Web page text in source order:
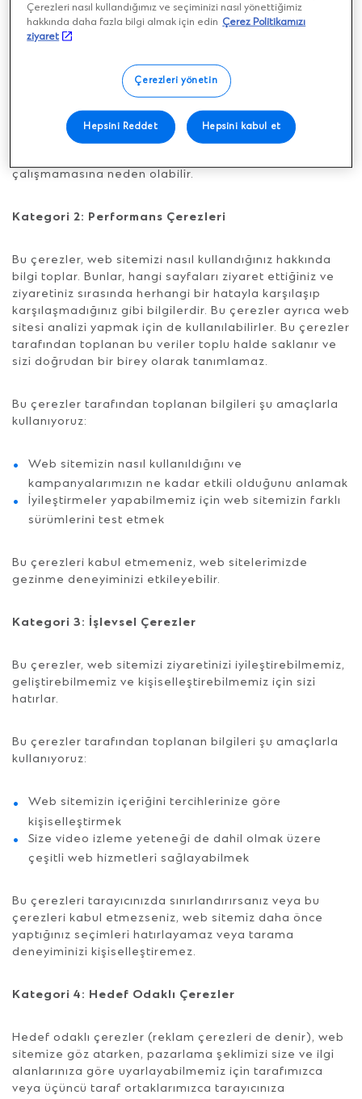
sayfadan sayfaya taşımak
Çerez onay kararlarınızı hatırlamak
Web sitemizin çalışması için kesinlikle gerekli çerezler
çok büyük önem arz ettiğinden, tarafımızca devre dışı
veya sizi bu çerezler hakkında uyaracak şekilde
ayarlayabilirsiniz, ancak bu çerezleri devre dışı
çalışmamasına neden olabilir.
Kategori 2: Performans Çerezleri
Bu çerezler, web sitemizi nasıl kullandığınız hakkında
bilgi toplar. Bunlar, hangi sayfaları ziyaret ettiğiniz ve
ziyaretiniz sırasında herhangi bir hatayla karşılaşıp
karşılaşmadığınız gibi bilgilerdir. Bu çerezler ayrıca web
sitesi analizi yapmak için de kullanılabilirler. Bu çerezler
tarafından toplanan bu veriler toplu halde saklanır ve
sizi doğrudan bir birey olarak tanımlamaz.
Bu çerezler tarafından toplanan bilgileri şu amaçlarla
kullanıyoruz:
Web sitemizin nasıl kullanıldığını ve
kampanyalarımızın ne kadar etkili olduğunu anlamak
İyileştirmeler yapabilmemiz için web sitemizin farklı
sürümlerini test etmek
Bu çerezleri kabul etmemeniz, web sitelerimizde
gezinme deneyiminizi etkileyebilir.
Kategori 3: İşlevsel Çerezler
Bu çerezler, web sitemizi ziyaretinizi iyileştirebilmemiz,
geliştirebilmemiz ve kişiselleştirebilmemiz için sizi
hatırlar.
Bu çerezler tarafından toplanan bilgileri şu amaçlarla
kullanıyoruz:
Web sitemizin içeriğini tercihlerinize göre
kişiselleştirmek
Size video izleme yeteneği de dahil olmak üzere
çeşitli web hizmetleri sağlayabilmek
Bu çerezleri tarayıcınızda sınırlandırırsanız veya bu
çerezleri kabul etmezseniz, web sitemiz daha önce
yaptığınız seçimleri hatırlayamaz veya tarama
deneyiminizi kişiselleştiremez.
Kategori 4: Hedef Odaklı Çerezler
Hedef odaklı çerezler (reklam çerezleri de denir), web
sitemize göz atarken, pazarlama şeklimizi size ve ilgi
alanlarınıza göre uyarlayabilmemiz için tarafımızca
veya üçüncü taraf ortaklarımızca tarayıcınıza
Çerezleri nasıl kullandığımız ve seçiminizi nasıl yönettiğimiz
hakkında daha fazla bilgi almak için edin Çerez Politikamızı
ziyaret
Çerezleri yönetin
Hepsini Reddet Hepsini kabul et